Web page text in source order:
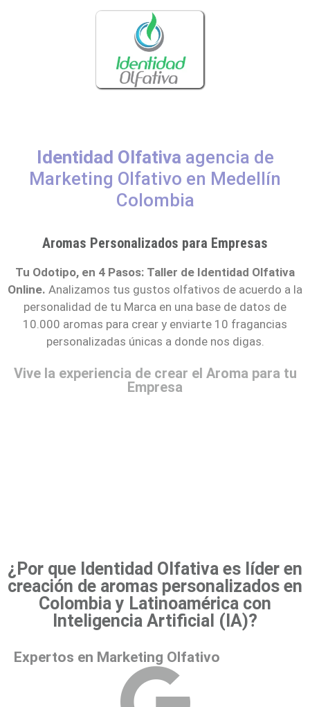
Identidad Olfativa agencia de
Marketing Olfativo en Medellín
Colombia
Aromas Personalizados para Empresas
Tu Odotipo, en 4 Pasos: Taller de Identidad Olfativa
Online. Analizamos tus gustos olfativos de acuerdo a la
personalidad de tu Marca en una base de datos de
10.000 aromas para crear y enviarte 10 fragancias
personalizadas únicas a donde nos digas.
Vive la experiencia de crear el Aroma para tu
Empresa
¿Por que Identidad Olfativa es líder en
creación de aromas personalizados en
Colombia y Latinoamérica con
Inteligencia Artificial (IA)?
Expertos en Marketing Olfativo